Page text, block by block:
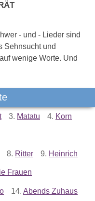
- und - Lieder sind
Sehnsucht und
wenige Worte. Und
3. Matatu 4. Korn
8. Ritter 9. Heinrich
Frauen
14. Abends Zuhaus